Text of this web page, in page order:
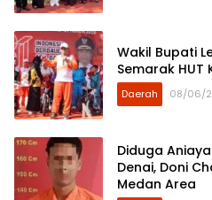
Wakil Bupati
Semarak HUT
Daerah 08/06/
Diduga
Denai, Doni
Medan Area